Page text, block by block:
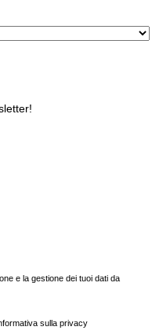
e la gestione dei tuoi dati da
sulla privacy